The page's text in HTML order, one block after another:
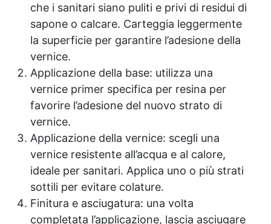
che i sanitari siano puliti e privi di residui di
sapone o calcare. Carteggia leggermente
la superficie per garantire l’adesione della
vernice.
Applicazione della base: utilizza una
vernice primer specifica per resina per
favorire l’adesione del nuovo strato di
vernice.
Applicazione della vernice: scegli una
vernice resistente all’acqua e al calore,
ideale per sanitari. Applica uno o più strati
sottili per evitare colature.
Finitura e asciugatura: una volta
completata l’applicazione, lascia asciugare